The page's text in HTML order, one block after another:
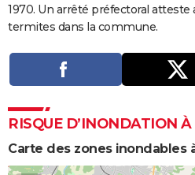
S'inscrire
Se connecter
Lycées
Collèges
Primaires
Universités
Entreprises
Service militaire
Avis de recherche
AVIS DE DÉCÈS
1970. Un arrêté préfectoral atteste
termites dans la commune.
RISQUE D’INONDATION
Carte des zones inondables